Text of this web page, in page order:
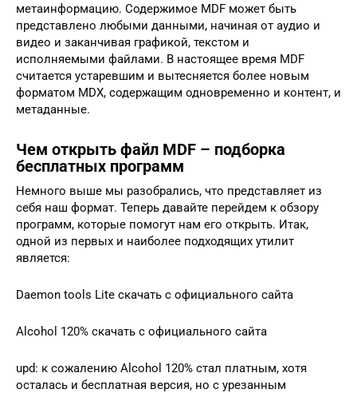
метаинформацию. Содержимое MDF может быть
представлено любыми данными, начиная от аудио и
видео и заканчивая графикой, текстом и
исполняемыми файлами. В настоящее время MDF
считается устаревшим и вытесняется более новым
форматом MDX, содержащим одновременно и контент, и
метаданные.
Чем открыть файл MDF – подборка
бесплатных программ
Немного выше мы разобрались, что представляет из
себя наш формат. Теперь давайте перейдем к обзору
программ, которые помогут нам его открыть. Итак,
одной из первых и наиболее подходящих утилит
является:
Daemon tools Lite скачать с официального сайта
Alcohol 120% скачать с официального сайта
upd: к сожалению Alcohol 120% стал платным, хотя
осталась и бесплатная версия, но с урезанным